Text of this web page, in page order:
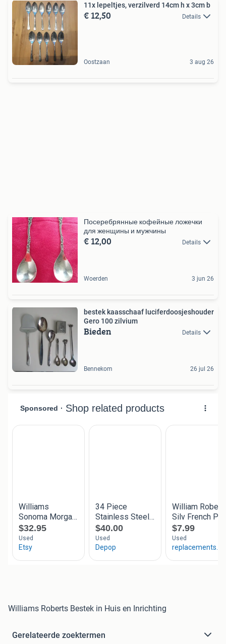
11x lepeltjes, verzilverd 14cm h x 3cm b
€ 12,50 Details
Oostzaan 3 aug 26
Посеребрянные кофейные ложечки
для женщины и мужчины
€ 12,00 Details
Woerden 3 jun 26
bestek kaasschaaf luciferdoosjeshouder
Gero 100 zilvium
Bieden Details
Bennekom 26 jul 26
Williams Roberts Bestek in Huis en Inrichting
Gerelateerde zoektermen